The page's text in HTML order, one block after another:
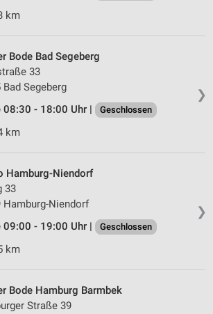
km
❯
Bode Bad Segeberg
33
Bad Segeberg
08:30 - 18:00 Uhr |
Geschlossen
km
❯
Hamburg-Niendorf
33
Hamburg-Niendorf
09:00 - 19:00 Uhr |
Geschlossen
km
Bode Hamburg Barmbek
Straße 39